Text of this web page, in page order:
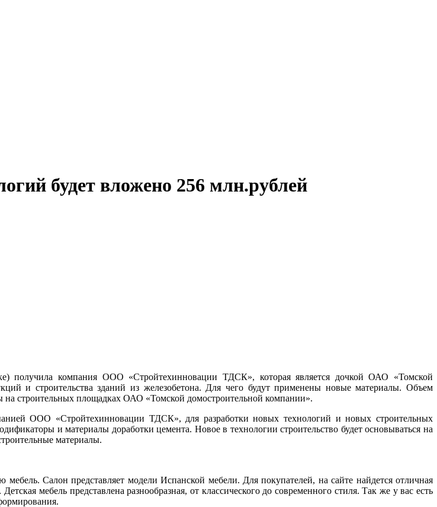
будет вложено 256 млн.рублей
получила компания ООО «Стройтехинновации ТДСК», которая является дочкой ОАО «Томской
и строительства зданий из железобетона. Для чего будут применены новые материалы. Объем
на строительных площадках ОАО «Томской домостроительной компании».
ООО «Стройтехинновации ТДСК», для разработки новых технологий и новых строительных
и материалы доработки цемента. Новое в технологии строительство будет основываться на
материалы.
мебель. Салон представляет модели Испанской мебели. Для покупателей, на сайте найдется отличная
мебель представлена разнообразная, от классического до современного стиля. Так же у вас есть